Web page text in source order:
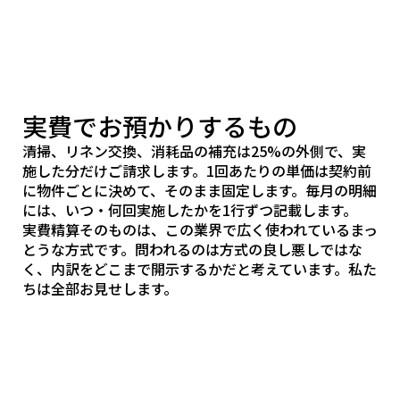
実費でお預かりするもの
清掃、リネン交換、消耗品の補充は25%の外側で、実
施した分だけご請求します。1回あたりの単価は契約前
に物件ごとに決めて、そのまま固定します。毎月の明細
には、いつ・何回実施したかを1行ずつ記載します。
実費精算そのものは、この業界で広く使われているまっ
とうな方式です。問われるのは方式の良し悪しではな
く、内訳をどこまで開示するかだと考えています。私た
ちは全部お見せします。